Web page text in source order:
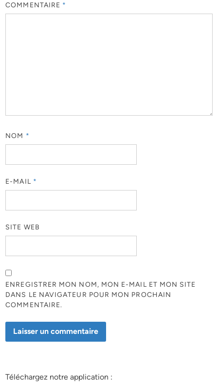
COMMENTAIRE *
NOM *
E-MAIL *
SITE WEB
ENREGISTRER MON NOM, MON E-MAIL ET MON SITE
DANS LE NAVIGATEUR POUR MON PROCHAIN
COMMENTAIRE.
Téléchargez notre application :